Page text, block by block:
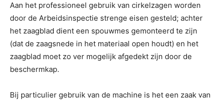
Aan het professioneel gebruik van cirkelzagen worden
door de Arbeidsinspectie strenge eisen gesteld; achter
het zaagblad dient een spouwmes gemonteerd te zijn
(dat de zaagsnede in het materiaal open houdt) en het
zaagblad moet zo ver mogelijk afgedekt zijn door de
beschermkap.
Bij particulier gebruik van de machine is het een zaak van